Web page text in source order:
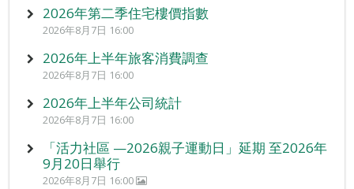
2026年第二季住宅樓價指數
2026年8月7日 16:00
2026年上半年旅客消費調查
2026年8月7日 16:00
2026年上半年公司統計
2026年8月7日 16:00
「活力社區 —2026親子運動日」延期 至2026年
9月20日舉行
2026年8月7日 16:00